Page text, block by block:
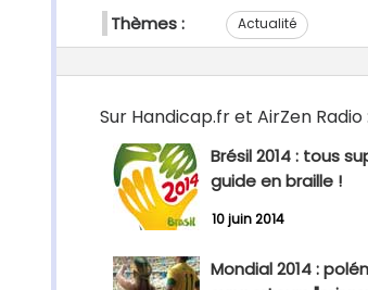
Thèmes : Actualité
Sur Handicap.fr et AirZen Radio :
Brésil 2014 : tous
guide en braille !
10 juin 2014
Mondial 2014 :